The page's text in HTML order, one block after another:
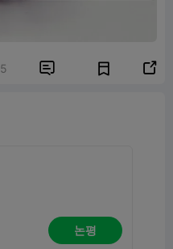
5  
논평